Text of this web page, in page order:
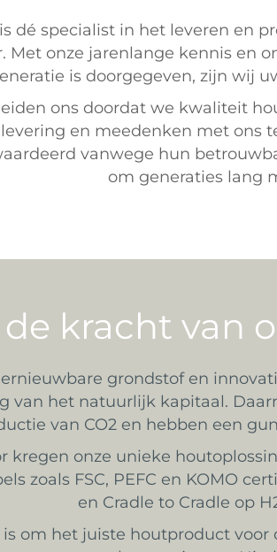
dé specialist in het leveren en
Met onze jarenlange kennis en
is doorgegeven, zijn wij
ons doordat we kwaliteit
en meedenken met ons
vanwege hun
om generaties lang
kracht van
grondstof en
van het natuurlijk kapitaal.
van CO2 en hebben een
kregen onze unieke
zoals FSC, PEFC en KOMO
en Cradle to Cradle op
is om het juiste houtproduct